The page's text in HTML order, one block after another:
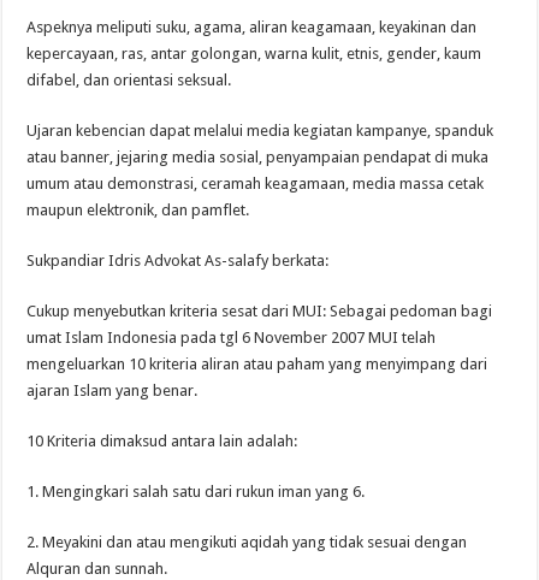
Aspeknya meliputi suku, agama, aliran keagamaan, keyakinan dan
kepercayaan, ras, antar golongan, warna kulit, etnis, gender, kaum
difabel, dan orientasi seksual.
Ujaran kebencian dapat melalui media kegiatan kampanye, spanduk
atau banner, jejaring media sosial, penyampaian pendapat di muka
umum atau demonstrasi, ceramah keagamaan, media massa cetak
maupun elektronik, dan pamflet.
Sukpandiar Idris Advokat As-salafy berkata:
Cukup menyebutkan kriteria sesat dari MUI: Sebagai pedoman bagi
umat Islam Indonesia pada tgl 6 November 2007 MUI telah
mengeluarkan 10 kriteria aliran atau paham yang menyimpang dari
ajaran Islam yang benar.
10 Kriteria dimaksud antara lain adalah:
1. Mengingkari salah satu dari rukun iman yang 6.
2. Meyakini dan atau mengikuti aqidah yang tidak sesuai dengan
Alquran dan sunnah.